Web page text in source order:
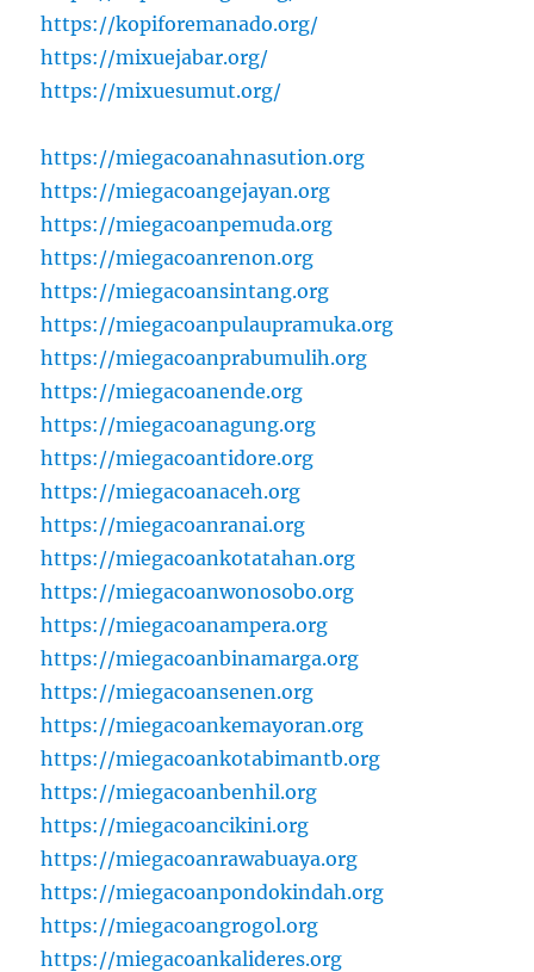
https://kopiforemanado.org/
https://mixuejabar.org/
https://mixuesumut.org/
https://miegacoanahnasution.org
https://miegacoangejayan.org
https://miegacoanpemuda.org
https://miegacoanrenon.org
https://miegacoansintang.org
https://miegacoanpulaupramuka.org
https://miegacoanprabumulih.org
https://miegacoanende.org
https://miegacoanagung.org
https://miegacoantidore.org
https://miegacoanaceh.org
https://miegacoanranai.org
https://miegacoankotatahan.org
https://miegacoanwonosobo.org
https://miegacoanampera.org
https://miegacoanbinamarga.org
https://miegacoansenen.org
https://miegacoankemayoran.org
https://miegacoankotabimantb.org
https://miegacoanbenhil.org
https://miegacoancikini.org
https://miegacoanrawabuaya.org
https://miegacoanpondokindah.org
https://miegacoangrogol.org
https://miegacoankalideres.org